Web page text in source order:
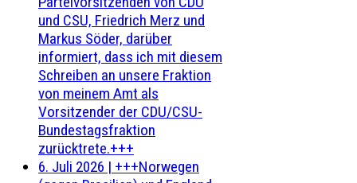
und CSU, Friedrich Merz und
Markus Söder, darüber
informiert, dass ich mit diesem
Schreiben an unsere Fraktion
von meinem Amt als
Vorsitzender der CDU/CSU-
Bundestagsfraktion
zurücktrete.+++
6. Juli 2026 | +++Norwegen